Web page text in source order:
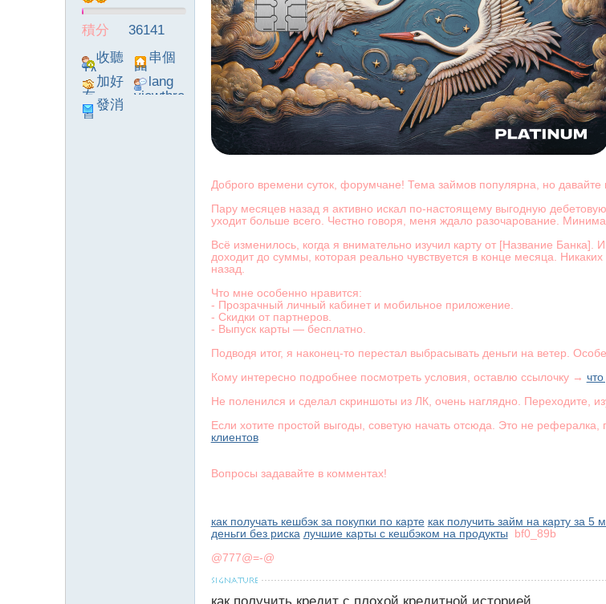
積分
36141
收聽
TA
串個
門
加好
友
lang
viewthre
發消
息
Доброго времени суток, форумчане! Тема займов популярна, но давайте
Пару месяцев назад я активно искал по-настоящему выгодную
уходит больше всего. Честно говоря, меня ждало разочарование.
Всё изменилось, когда я внимательно изучил карту от [Название
доходит до суммы, которая реально чувствуется в конце месяца.
назад.
Что мне особенно нравится:
- Прозрачный личный кабинет и мобильное приложение.
- Скидки от партнеров.
- Выпуск карты — бесплатно.
Подводя итог, я наконец-то перестал выбрасывать деньги на ветер.
Кому интересно подробнее посмотреть условия, оставлю ссылочку →
Не поленился и сделал скриншоты из ЛК, очень наглядно. Переходите,
Если хотите простой выгоды, советую начать отсюда. Это не рефералка,
клиентов
Вопросы задавайте в комментах!
как получать кешбэк за покупки по карте как получить займ на карту за 5
деньги без риска лучшие карты с кешбэком на продукты bf0_89b
@777@=-@